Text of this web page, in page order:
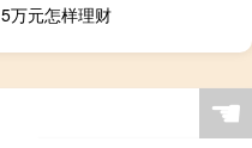
5万元怎样理财
☚